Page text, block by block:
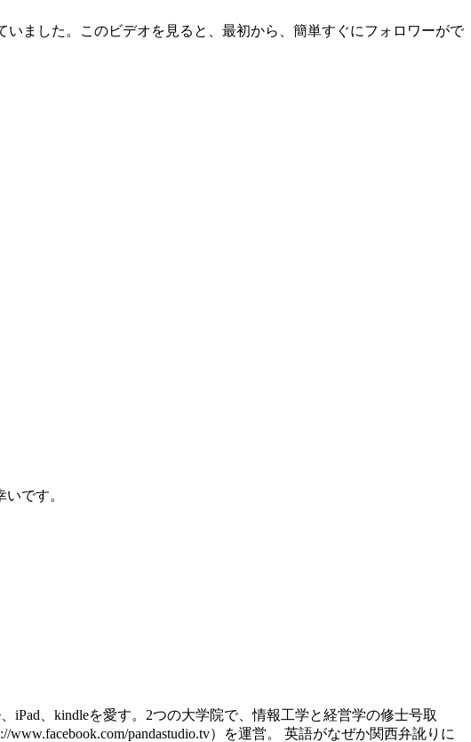
ました。このビデオを見ると、最初から、簡単すぐにフォロワーがで
です。
、kindleを愛す。2つの大学院で、情報工学と経営学の修士号取
pandastudio.tv）を運営。 英語がなぜか関西弁訛りに